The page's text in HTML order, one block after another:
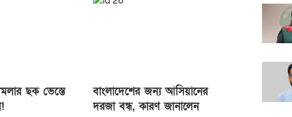
ছক ভেস্তে
বাংলাদেশের জন্য আসিয়ানের
দরজা বন্ধ, কারণ জানালেন